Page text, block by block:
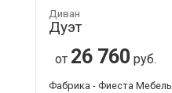
Диван
Дуэт
от 26 760 руб.
Фабрика - Фиеста Мебель